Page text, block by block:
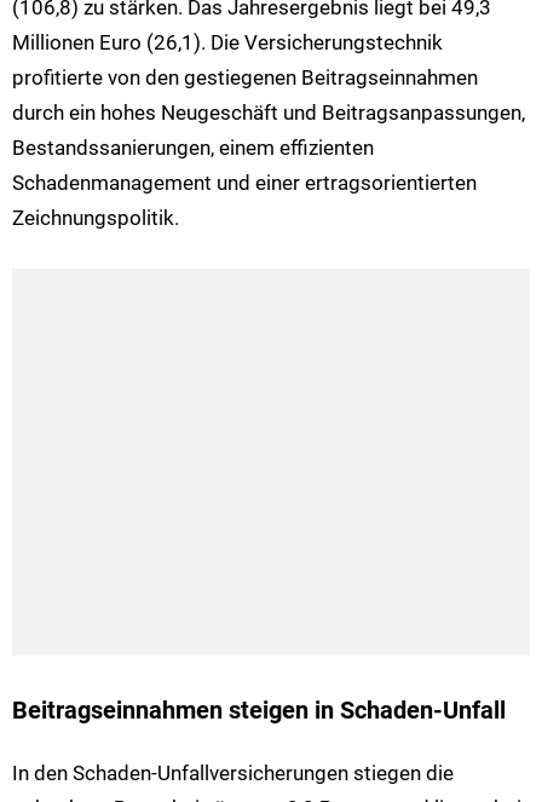
(106,8) zu stärken. Das Jahresergebnis liegt bei 49,3
Millionen Euro (26,1). Die Versicherungstechnik
profitierte von den gestiegenen Beitragseinnahmen
durch ein hohes Neugeschäft und Beitragsanpassungen,
Bestandssanierungen, einem effizienten
Schadenmanagement und einer ertragsorientierten
Zeichnungspolitik.
Beitragseinnahmen steigen in Schaden-Unfall
In den Schaden-Unfallversicherungen stiegen die